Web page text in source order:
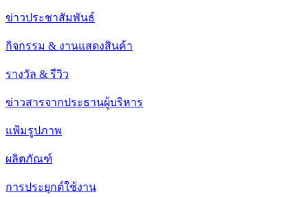
ข่าวประชาสัมพันธ์
กิจกรรม & งานแสดงสินค้า
รางวัล & รีวิว
ข่าวสารจากประธานผู้บริหาร
แฟ้มรูปภาพ
ผลิตภัณฑ์
การประยุกต์ใช้งาน